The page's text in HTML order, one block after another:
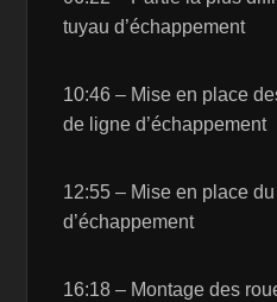
tuyau d’échappement
10:46 – Mise en place
de ligne d’échappement
12:55 – Mise en place
d’échappement
16:18 – Montage des